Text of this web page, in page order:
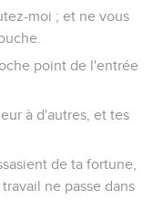
moi ; et ne vous
point de l'entrée
à d'autres, et tes
de ta fortune,
ne passe dans